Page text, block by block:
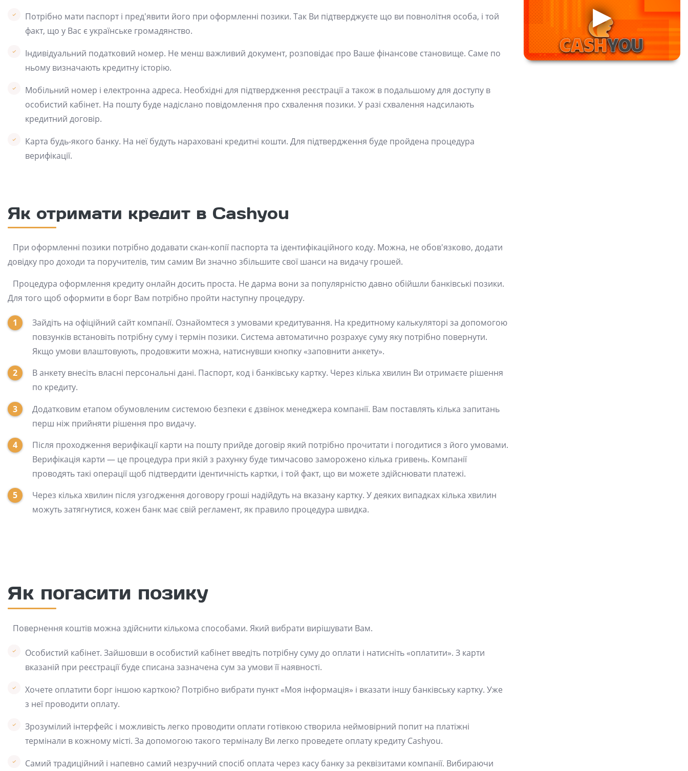
Потрібно мати паспорт і пред'явити його при оформленні позики. Так Ви підтверджуєте що ви повнолітня особа, і той
факт, що у Вас є українське громадянство.
Індивідуальний податковий номер. Не менш важливий документ, розповідає про Ваше фінансове становище. Саме по
ньому визначають кредитну історію.
Мобільний номер і електронна адреса. Необхідні для підтвердження реєстрації а також в подальшому для доступу в
особистий кабінет. На пошту буде надіслано повідомлення про схвалення позики. У разі схвалення надсилають
кредитний договір.
Карта будь-якого банку. На неї будуть нараховані кредитні кошти. Для підтвердження буде пройдена процедура
верифікації.
Як отримати кредит в Cashyou
При оформленні позики потрібно додавати скан-копії паспорта та ідентифікаційного коду. Можна, не обов'язково, додати
довідку про доходи та поручителів, тим самим Ви значно збільшите свої шанси на видачу грошей.
Процедура оформлення кредиту онлайн досить проста. Не дарма вони за популярністю давно обійшли банківські позики.
Для того щоб оформити в борг Вам потрібно пройти наступну процедуру.
Зайдіть на офіційний сайт компанії. Ознайомтеся з умовами кредитування. На кредитному калькуляторі за допомогою
повзунків встановіть потрібну суму і термін позики. Система автоматично розрахує суму яку потрібно повернути.
Якщо умови влаштовують, продовжити можна, натиснувши кнопку «заповнити анкету».
В анкету внесіть власні персональні дані. Паспорт, код і банківську картку. Через кілька хвилин Ви отримаєте рішення
по кредиту.
Додатковим етапом обумовленим системою безпеки є дзвінок менеджера компанії. Вам поставлять кілька запитань
перш ніж прийняти рішення про видачу.
Після проходження верифікації карти на пошту прийде договір який потрібно прочитати і погодитися з його умовами.
Верифікація карти — це процедура при якій з рахунку буде тимчасово заморожено кілька гривень. Компанії
проводять такі операції щоб підтвердити ідентичність картки, і той факт, що ви можете здійснювати платежі.
Через кілька хвилин після узгодження договору гроші надійдуть на вказану картку. У деяких випадках кілька хвилин
можуть затягнутися, кожен банк має свій регламент, як правило процедура швидка.
Як погасити позику
Повернення коштів можна здійснити кількома способами. Який вибрати вирішувати Вам.
Особистий кабінет. Зайшовши в особистий кабінет введіть потрібну суму до оплати і натисніть «оплатити». З карти
вказаній при реєстрації буде списана зазначена сум за умови її наявності.
Хочете оплатити борг іншою карткою? Потрібно вибрати пункт «Моя інформація» і вказати іншу банківську картку. Уже
з неї проводити оплату.
Зрозумілий інтерфейс і можливість легко проводити оплати готівкою створила неймовірний попит на платіжні
термінали в кожному місті. За допомогою такого терміналу Ви легко проведете оплату кредиту Cashyou.
Самий традиційний і напевно самий незручний спосіб оплата через касу банку за реквізитами компанії. Вибираючи